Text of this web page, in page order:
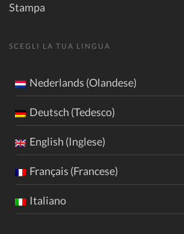
Stampa
SCEGLI LA TUA LINGUA
Nederlands (Olandese)
Deutsch (Tedesco)
English (Inglese)
Français (Francese)
Italiano